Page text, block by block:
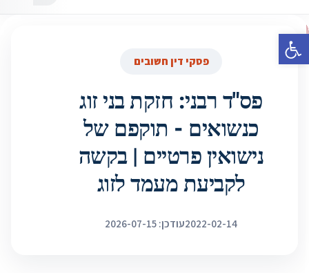
פתח סרגל נגישות
פסקי דין חשובים
פס"ד רבני: חזקת בני זוג
כנשואים - תוקפם של
נישואין פרטיים | בקשה
לקביעת מעמד לזוג
2022-02-14עודכן: 2026-07-15